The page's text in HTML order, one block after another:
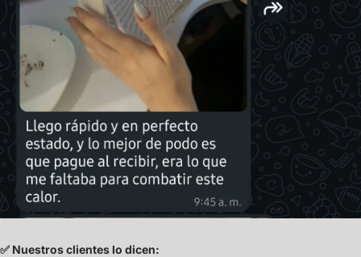
✅ Nuestros clientes lo dicen: